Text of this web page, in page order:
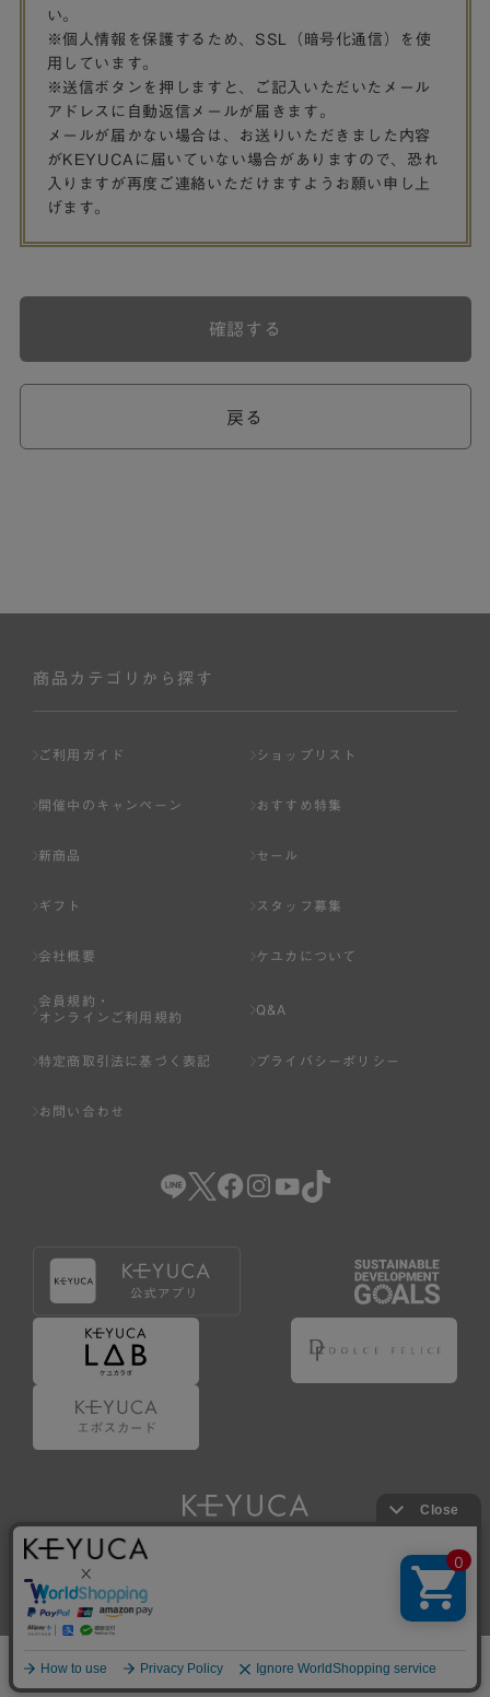
い。
※個人情報を保護するため、SSL（暗号化通信）を使
用しています。
※送信ボタンを押しますと、ご記入いただいたメール
アドレスに自動返信メールが届きます。
メールが届かない場合は、お送りいただきました内容
がKEYUCAに届いていない場合がありますので、恐れ
入りますが再度ご連絡いただけますようお願い申し上
げます。
戻る
確認する
商品カテゴリから探す
ご利用ガイド ショップリスト
開催中のキャンペーン おすすめ特集
新商品 セール
ギフト スタッフ募集
会社概要 ケユカについて
会員規約・
オンラインご利用規約
Q&A
特定商取引法に基づく表記 プライバシーポリシー
お問い合わせ
Copyright © KAWAJUN Co., Ltd. All Rights Reserved.